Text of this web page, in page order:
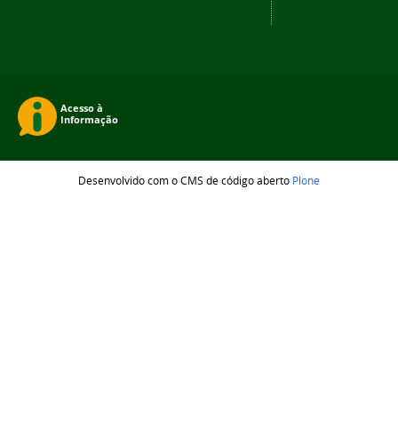
Desenvolvido com o CMS de código aberto Plone